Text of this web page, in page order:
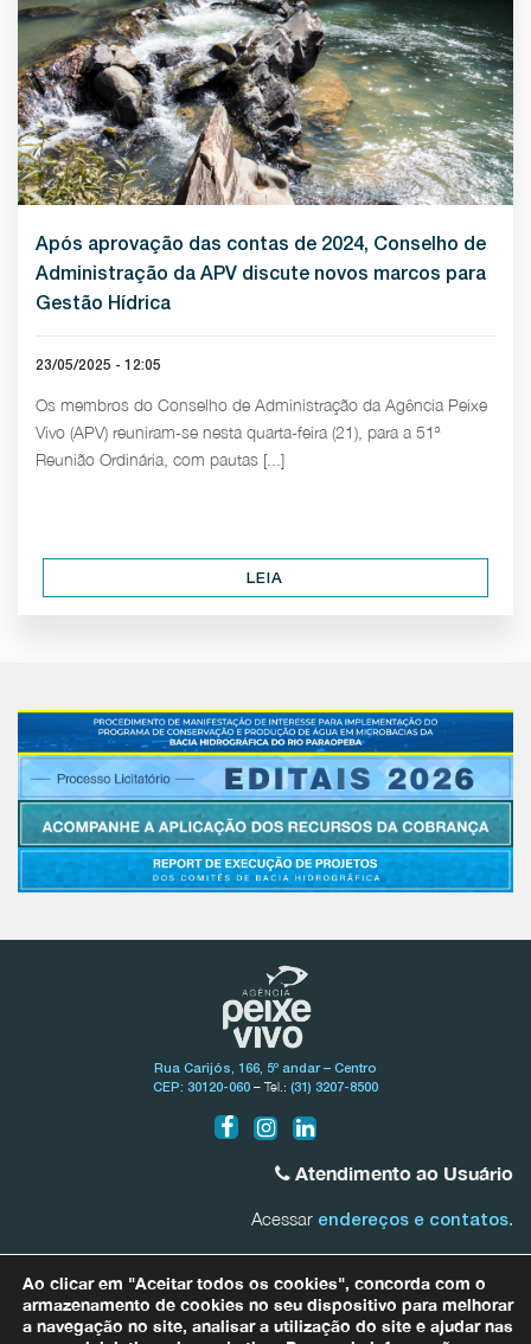
Após aprovação das contas de 2024, Conselho de
Administração da APV discute novos marcos para
Gestão Hídrica
23/05/2025 - 12:05
Os membros do Conselho de Administração da Agência Peixe
Vivo (APV) reuniram-se nesta quarta-feira (21), para a 51ª
Reunião Ordinária, com pautas [...]
LEIA
Rua Carijós, 166, 5º andar – Centro
CEP: 30120-060 – Tel.: (31) 3207-8500
Atendimento ao Usuário
Acessar endereços e contatos.
0800.031.1607
Ao clicar em "Aceitar todos os cookies", concorda com o
armazenamento de cookies no seu dispositivo para melhorar
a navegação no site, analisar a utilização do site e ajudar nas